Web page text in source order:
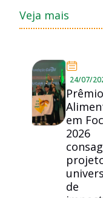
Veja mais
24/07/
Prêmio
em
2026
de